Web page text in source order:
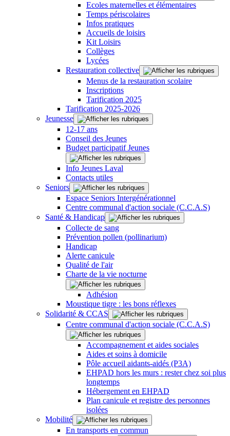
Ecoles maternelles et élémentaires
Temps périscolaires
Infos pratiques
Accueils de loisirs
Kit Loisirs
Collèges
Lycées
Restauration collective
Menus de la restauration scolaire
Inscriptions
Tarification 2025
Tarification 2025-2026
Jeunesse
12-17 ans
Conseil des Jeunes
Budget participatif Jeunes
Info Jeunes Laval
Contacts utiles
Seniors
Espace Seniors Intergénérationnel
Centre communal d'action sociale (C.C.A.S)
Santé & Handicap
Collecte de sang
Prévention pollen (pollinarium)
Handicap
Alerte canicule
Qualité de l'air
Charte de la vie nocturne
Adhésion
Moustique tigre : les bons réflexes
Solidarité & CCAS
Centre communal d'action sociale (C.C.A.S)
Accompagnement et aides sociales
Aides et soins à domicile
Pôle accueil aidants-aidés (P3A)
EHPAD hors les murs : rester chez soi plus
longtemps
Hébergement en EHPAD
Plan canicule et registre des personnes
isolées
Mobilité
En transports en commun